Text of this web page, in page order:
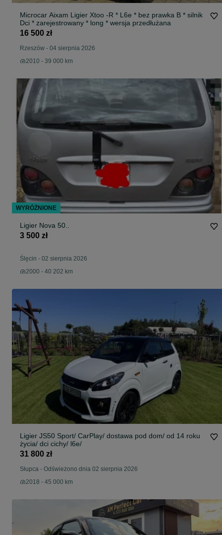
Microcar Aixam Ligier Xtoo -R * L6e * bez prawka B * silnik
Dci * zarejestrowany * long * wersja przedłużana
16 500 zł
Rzeszów - 04 sierpnia 2026
2010 - 39 000 km
Ligier Nova 50..
3 500 zł
Ślęcin - 02 sierpnia 2026
2000 - 40 202 km
Ligier JS50 Sport/ CarPlay/ dostawa pod dom/ od 14 roku
życia/ dci cichy/ l6e/
31 800 zł
Słupca - Odświeżono dnia 02 sierpnia 2026
2018 - 45 000 km
WYRÓŻNIONE